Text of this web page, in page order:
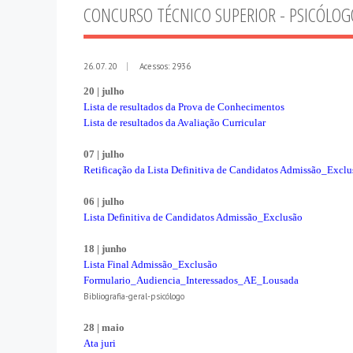
CONCURSO TÉCNICO SUPERIOR -
26. 07. 20 Acessos: 2936
20 | julho
Lista de resultados da Prova de Conhecimentos
Lista de resultados da Avaliação Curricular
07 | julho
Retificação da Lista Definitiva de Candidatos
06 | julho
Lista Definitiva de Candidatos Admissão_Exclusão
18 | junho
Lista Final Admissão_Exclusão
Formulario_Audiencia_Interessados_AE_Lousada
Bibliografia-geral-psicólogo
28 | maio
Ata juri